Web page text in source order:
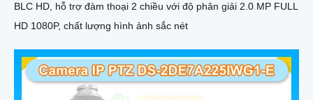
BLC HD, hỗ trợ đàm thoại 2 chiều với độ phân giải 2.0 MP FULL
HD 1080P, chất lượng hình ảnh sắc nét